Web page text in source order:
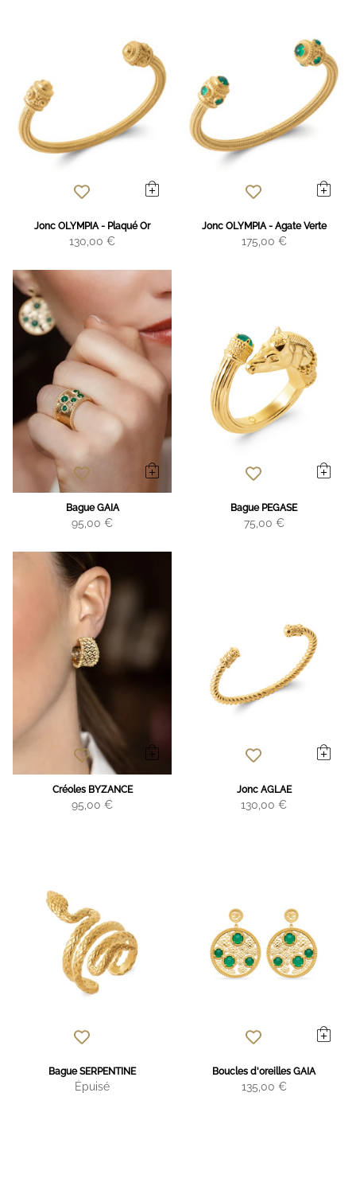
Jonc OLYMPIA - Plaqué Or
130,00 €
Jonc OLYMPIA - Agate Verte
175,00 €
Bague GAIA
95,00 €
Bague PEGASE
75,00 €
Créoles BYZANCE
95,00 €
Jonc AGLAE
130,00 €
Bague SERPENTINE
Épuisé
Boucles d'oreilles GAIA
135,00 €